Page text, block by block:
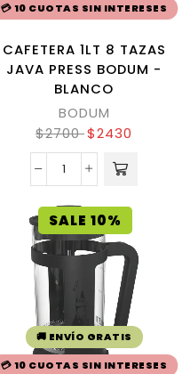
💳 10 CUOTAS SIN INTERESES
CAFETERA 1LT 8 TAZAS
JAVA PRESS BODUM -
BLANCO
BODUM
$2700 $2430
SALE 10%
🚚 ENVÍO GRATIS
💳 10 CUOTAS SIN INTERESES